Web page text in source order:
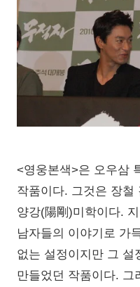
<영웅본색>은 오우삼
작품이다. 그것은 장철
양강(陽剛)미학이다.
남자들의 이야기로 가
없는 설정이지만 그 설
만들었던 작품이다. 그